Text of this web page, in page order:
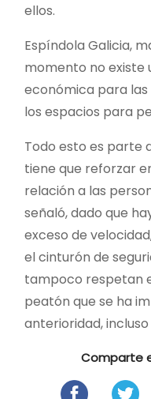
ellos.
Espíndola Galicia,
momento no existe
económica para
los espacios para
Todo esto es parte
tiene que reforzar
relación a las
señaló, dado que
exceso de
el cinturón de
tampoco respetan
peatón que se ha
anterioridad,
Comparte